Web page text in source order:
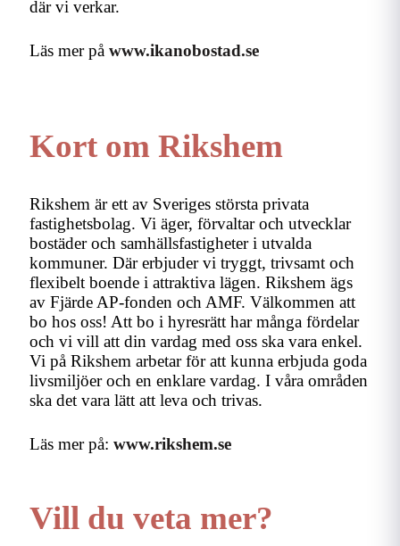
där vi verkar.
Läs mer påwww.ikanobostad.se
Kort om Rikshem
Rikshem är ett av Sveriges största privata
fastighetsbolag. Vi äger, förvaltar och utvecklar
bostäder och samhällsfastigheter i utvalda
kommuner. Där erbjuder vi tryggt, trivsamt och
flexibelt boende i attraktiva lägen. Rikshem ägs
av Fjärde AP-fonden och AMF. Välkommen att
bo hos oss! Att bo i hyresrätt har många fördelar
och vi vill att din vardag med oss ska vara enkel.
Vi på Rikshem arbetar för att kunna erbjuda goda
livsmiljöer och en enklare vardag. I våra områden
ska det vara lätt att leva och trivas.
Läs mer på:www.rikshem.se
Vill du veta mer?